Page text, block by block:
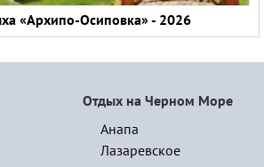
«Архипо-Осиповка» - 2026
Отдых на Черном Море
Анапа
Лазаревское